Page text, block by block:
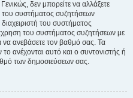
δεν μπορείτε να αλλάξετε
συστήματος συζητήσεων
του συστήματος
του συστήματος συζητήσεων με
να ανεβάσετε τον βαθμό σας. Τα
ανέχονται αυτό και ο συντονιστής ή
των δημοσιεύσεων σας.